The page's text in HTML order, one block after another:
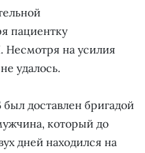
пациентку
Несмотря на усилия
удалось.
доставлен бригадой
который до
дней находился на